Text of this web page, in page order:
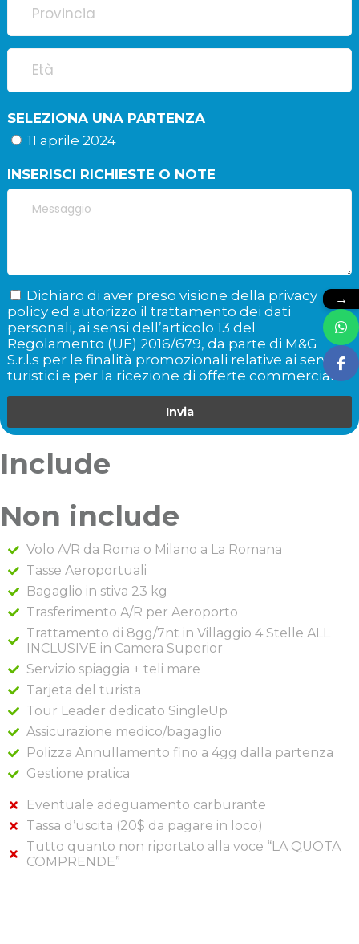
SELEZIONA UNA PARTENZA
11 aprile 2024
INSERISCI RICHIESTE O NOTE
Dichiaro di aver preso visione della privacy
policy ed autorizzo il trattamento dei dati
personali, ai sensi dell’articolo 13 del
Regolamento (UE) 2016/679, da parte di M&G
S.r.l.s per le finalità promozionali relative ai servizi
turistici e per la ricezione di offerte commerciali. *
Invia
Include
Non include
Volo A/R da Roma o Milano a La Romana
Tasse Aeroportuali
Bagaglio in stiva 23 kg
Trasferimento A/R per Aeroporto
Trattamento di 8gg/7nt in Villaggio 4 Stelle ALL
INCLUSIVE in Camera Superior
Servizio spiaggia + teli mare
Tarjeta del turista
Tour Leader dedicato SingleUp
Assicurazione medico/bagaglio
Polizza Annullamento fino a 4gg dalla partenza
Gestione pratica
Eventuale adeguamento carburante
Tassa d’uscita (20$ da pagare in loco)
Tutto quanto non riportato alla voce “LA QUOTA
COMPRENDE”
→